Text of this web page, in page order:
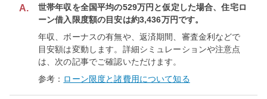
A.
世帯年収を全国平均の529万円と仮定した場合、住宅ロ
ーン借入限度額の目安は約3,436万円です。
年収、ボーナスの有無や、返済期間、審査金利などで
目安額は変動します。詳細シミュレーションや注意点
は、次の記事でご確認いただけます。
参考： ローン限度と諸費用について知る